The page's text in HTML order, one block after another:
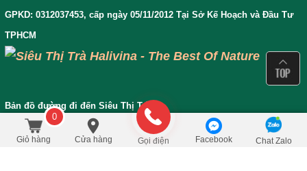
940.000 670.000 /Set Đặt mua
GPKD: 0312037453, cấp ngày 05/11/2012 Tại Sở Kế Hoạch và Đầu Tư
TPHCM
Bản đồ đường đi đến Siêu Thị Trà
0
Giỏ hàng Cửa hàng Gọi điện Facebook Chat Zalo